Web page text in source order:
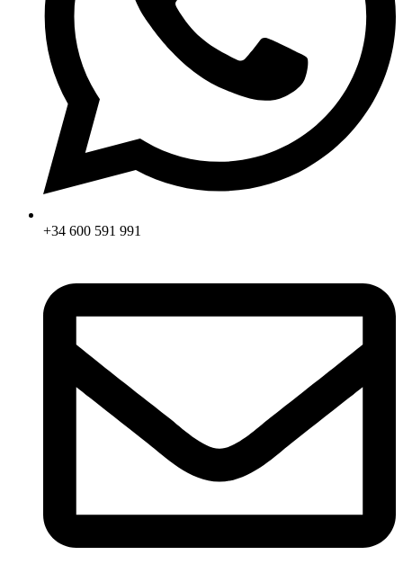
+34 600 591 991